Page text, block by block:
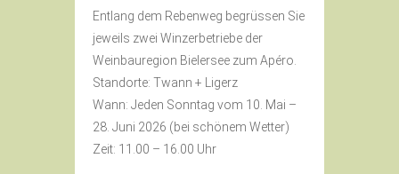
Entlang dem Rebenweg begrüssen Sie
jeweils zwei Winzerbetriebe der
Weinbauregion Bielersee zum Apéro.
Standorte: Twann + Ligerz
Wann: Jeden Sonntag vom 10. Mai –
28. Juni 2026 (bei schönem Wetter)
Zeit: 11.00 – 16.00 Uhr